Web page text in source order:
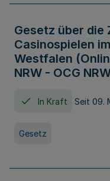
Gesetz über die
Casinospielen
Westfalen
NRW - OCG
In Kraft Seit 09.
Gesetz